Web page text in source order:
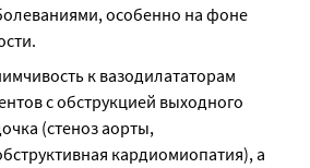
особенно на фоне
к вазодилататорам
с обструкцией выходного
(стеноз аорты,
кардиомиопатия), а